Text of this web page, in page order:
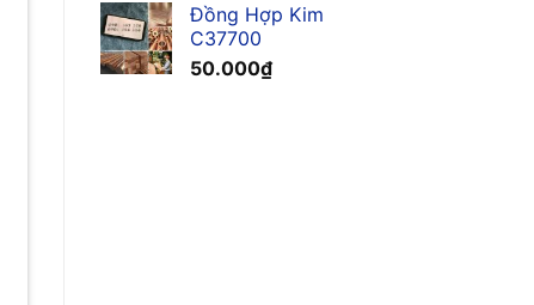
Đồng Hợp Kim
C37700
50.000₫